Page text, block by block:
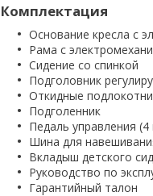
Комплектация
Основание кресла с
Рама с
Сидение со спинкой
Подголовник
Откидные
Подголенник
Педаль управления
Шина для
Вкладыш детского
Руководство по
Гарантийный талон